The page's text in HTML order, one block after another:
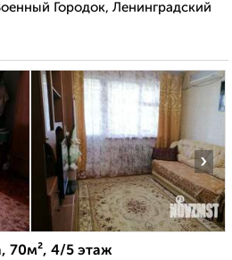
Городок, Ленинградский
›
70м², 4/5 этаж